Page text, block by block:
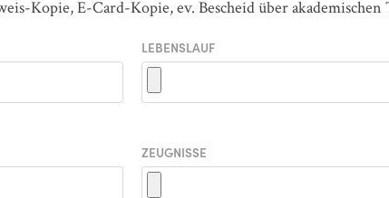
Kopie, E-Card-Kopie, ev. Bescheid über
LEBENSLAUF
ZEUGNISSE